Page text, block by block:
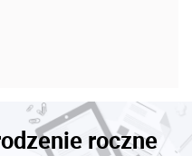
roczne